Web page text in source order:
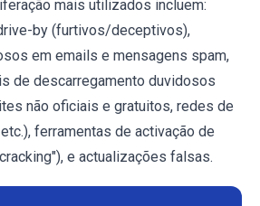
mais utilizados incluem:
by (furtivos/deceptivos),
em emails e mensagens spam,
de descarregamento duvidosos
não oficiais e gratuitos, redes de
ferramentas de activação de
e actualizações falsas.